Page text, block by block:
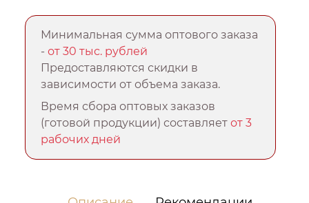
Минимальная сумма оптового заказа
-от 30 тыс. рублей
Предоставляются скидки в
зависимости от объема заказа.
Время сбора оптовых заказов
(готовой продукции) составляетот 3
рабочих дней